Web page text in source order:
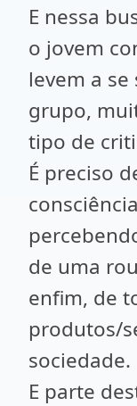
E nessa
o jovem
levem a
grupo,
tipo de
É preciso
de uma
enfim, de
produtos/
sociedade.
E parte